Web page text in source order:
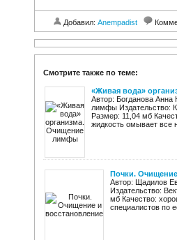
Добавил: Anempadist
Смотрите также по теме:
«Живая вода»
Автор: Богданова
лимфы Издательство:
Размер: 11,04 мб
жидкость омывает все
Почки.
Автор: Щадилов
Издательство:
мб Качество:
специалистов по